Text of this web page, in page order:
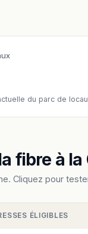
du parc de
fibre à
Cliquez pour
ÉLIGIBLES